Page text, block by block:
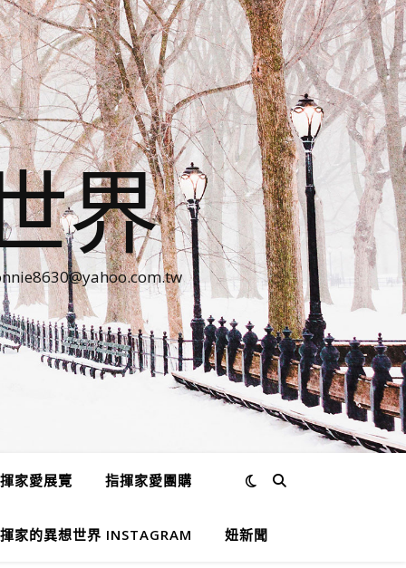
界
家愛展覽 指揮家愛團購
家的異想世界 INSTAGRAM 妞新聞